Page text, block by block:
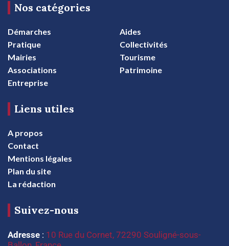
Nos catégories
Démarches
Aides
Pratique
Collectivités
Mairies
Tourisme
Associations
Patrimoine
Entreprise
Liens utiles
A propos
Contact
Mentions légales
Plan du site
La rédaction
Suivez-nous
Adresse : 10 Rue du Cornet, 72290 Souligné-sous-